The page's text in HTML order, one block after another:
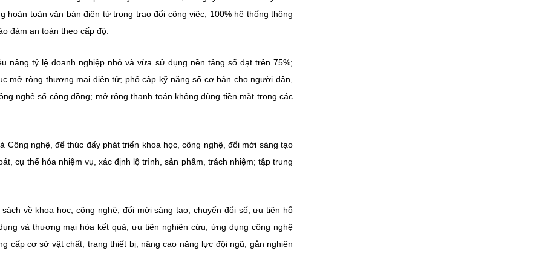
hoàn toàn văn bản điện tử trong trao đổi công việc; 100% hệ thống thông
đảm an toàn theo cấp độ.
nâng tỷ lệ doanh nghiệp nhỏ và vừa sử dụng nền tảng số đạt trên 75%;
mở rộng thương mại điện tử; phổ cập kỹ năng số cơ bản cho người dân,
nghệ số cộng đồng; mở rộng thanh toán không dùng tiền mặt trong các
Công nghệ, để thúc đẩy phát triển khoa học, công nghệ, đổi mới sáng tạo
cụ thể hóa nhiệm vụ, xác định lộ trình, sản phẩm, trách nhiệm; tập trung
về khoa học, công nghệ, đổi mới sáng tạo, chuyển đổi số; ưu tiên hỗ
và thương mại hóa kết quả; ưu tiên nghiên cứu, ứng dụng công nghệ
cấp cơ sở vật chất, trang thiết bị; nâng cao năng lực đội ngũ, gắn nghiên